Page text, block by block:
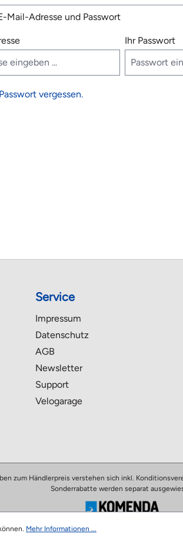
Mail-Adresse und Passwort
Ihr Passwort
vergessen.
Service
Impressum
Datenschutz
AGB
Newsletter
Support
Velogarage
zum Händlerpreis verstehen sich inkl.
Sonderrabatte werden separat
Mehr Informationen ...